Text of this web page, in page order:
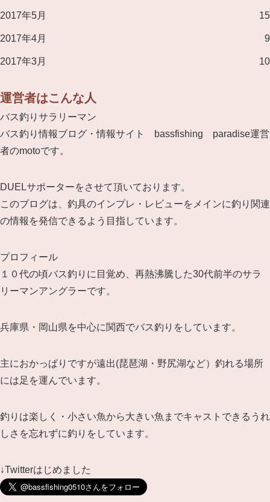
2017年5月 15
2017年4月 9
2017年3月 10
運営者はこんな人
バス釣りサラリーマン
バス釣り情報ブログ・情報サイト bassfishing paradise運営
者のmotoです。
DUELサポーターをさせて頂いております。
このブログは、釣具のインプレ・レビューをメインに釣り関連
の情報を発信できるよう目指しています。
プロフィール
１０代の頃バス釣りに目覚め、再熱沸騰した30代前半のサラ
リーマンアングラーです。
兵庫県・岡山県を中心に関西でバス釣りをしています。
主におかっぱりですが遠出(琵琶湖・野尻湖など）釣れる場所
には足を運んでいます。
釣りは楽しく・小さい魚から大きい魚までキャストできるうれ
しさを忘れずに釣りをしています。
↓Twitterはじめました